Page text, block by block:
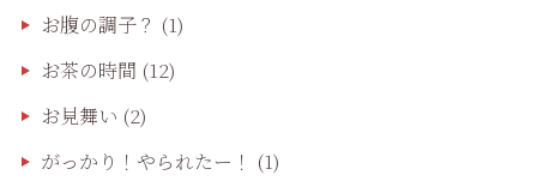
お腹の調子？ (1)
お茶の時間 (12)
お見舞い (2)
がっかり！やられたー！ (1)